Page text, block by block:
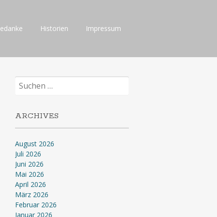
Historien Impressum
Suchen
nach:
ARCHIVES
August 2026
Juli 2026
Juni 2026
Mai 2026
April 2026
März 2026
Februar 2026
Januar 2026